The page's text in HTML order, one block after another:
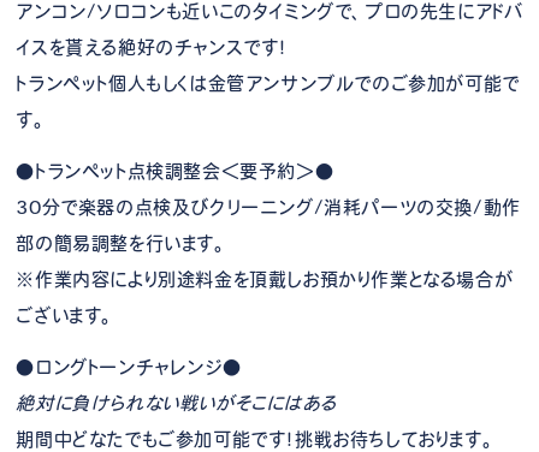
アンコン/ソロコンも近いこのタイミングで、プロの先生にアドバ
イスを貰える絶好のチャンスです！
トランペット個人もしくは金管アンサンブルでのご参加が可能で
す。
●トランペット点検調整会＜要予約＞●
30分で楽器の点検及びクリーニング/消耗パーツの交換/動作
部の簡易調整を行います。
※作業内容により別途料金を頂戴しお預かり作業となる場合が
ございます。
●ロングトーンチャレンジ●
絶対に負けられない戦いがそこにはある
期間中どなたでもご参加可能です！挑戦お待ちしております。